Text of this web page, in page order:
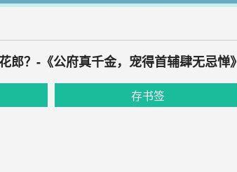
郎？-《公府真千金，宠得首辅肆无忌惮》
存书签